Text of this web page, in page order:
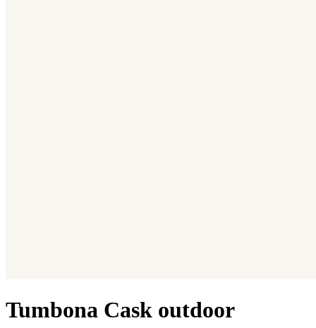
Tumbona Cask outdoor